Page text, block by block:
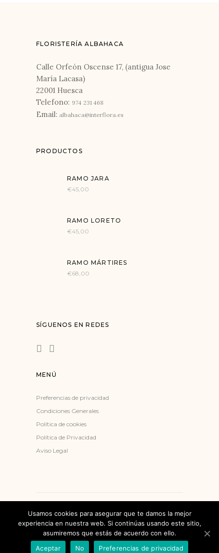
FLORISTERÍA ALBAHACA
Calle Orfeón Oscense 17, (antigua Jose
María Lacasa)
22001 Huesca
Telefono: 974 231 468
Email: albahaca@interflora.es
PRODUCTOS
RAMO JARA
€45,00
RAMO LORETO
€45,00
RAMO MÁRTIRES
€68,00
SÍGUENOS EN REDES
MENÚ
Preferencias de privacidad
Condiciones Generales
Política de cookies
Política de Privacidad
Aviso Legal
INSTAGRAM
Usamos cookies para asegurar que te damos la mejor
experiencia en nuestra web. Si continúas usando este sitio,
asumiremos que estás de acuerdo con ello.
Aceptar
No Preferencias de privacidad